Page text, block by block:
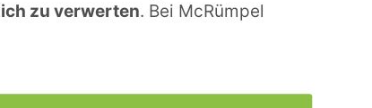
zu verwerten. Bei McRümpel